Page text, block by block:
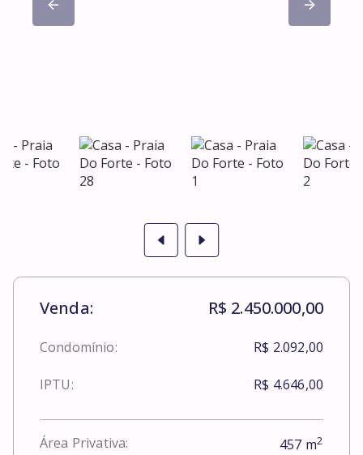
Venda: R$ 2.450.000,00
Condomínio: R$ 2.092,00
IPTU: R$ 4.646,00
Área Privativa: 457 m2